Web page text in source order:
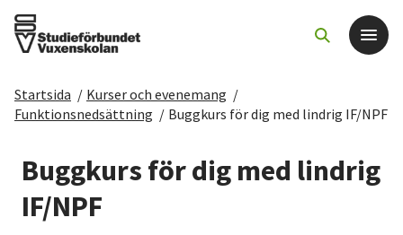
Det här gör vi
För dig som
Sök kurser och evenemang
Startsida / Kurser och evenemang /
Funktionsnedsättning / Buggkurs för dig med lindrig IF/NPF
Buggkurs för dig med lindrig
IF/NPF